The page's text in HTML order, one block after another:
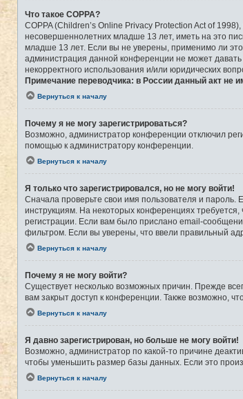
Что такое COPPA?
COPPA (Children’s Online Privacy Protection Act of
несовершеннолетних младше 13 лет, иметь на это
младше 13 лет. Если вы не уверены, применимо ли
администрация данной конференции не может
некорректного использования и/или юридических
Примечание переводчика: в России данный акт не
Вернуться к началу
Почему я не могу зарегистрироваться?
Возможно, администратор конференции отключил
помощью к администратору конференции.
Вернуться к началу
Я только что зарегистрировался, но не могу войти!
Сначала проверьте свои имя пользователя и пароль.
инструкциям. На некоторых конференциях
регистрации. Если вам было прислано email-
фильтром. Если вы уверены, что ввели правильный
Вернуться к началу
Почему я не могу войти?
Существует несколько возможных причин. Прежде
вам закрыт доступ к конференции. Также возможно,
Вернуться к началу
Я давно зарегистрирован, но больше не могу войти!
Возможно, администратор по какой-то причине
чтобы уменьшить размер базы данных. Если это
Вернуться к началу